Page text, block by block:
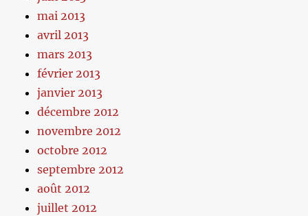
mai 2013
avril 2013
mars 2013
février 2013
janvier 2013
décembre 2012
novembre 2012
octobre 2012
septembre 2012
août 2012
juillet 2012